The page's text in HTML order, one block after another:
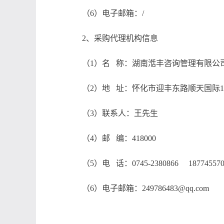
（6）电子邮箱：/
2、采购代理机构信息
（1）名 称：湖南湉丰咨询管理有限公
（2）地 址：怀化市迎丰东路顺天国际
（3）联系人：王先生
（4）邮 编：418000
（5）电 话：0745-2380866
（6）电子邮箱：249786483@qq.com